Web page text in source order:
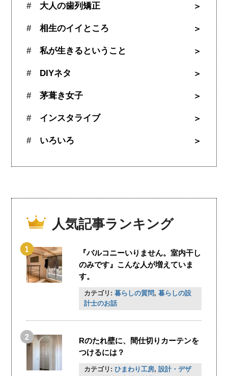
大人の歯列矯正
相生のイイところ
私が生きるということ
DIYネタ
茅葺き女子
インスタライブ
いろいろ
人気記事ランキング
『バルコニーいりません。室内干し
のみです』こんな人が増えていま
す。
カテゴリ: 暮らしの質問, 暮らしの設
計士のお話
Rのたれ壁に、間仕切りカーテンを
つけるには？
カテゴリ: ひまわり工房, 設計・デザ